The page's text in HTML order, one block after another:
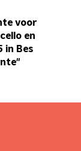
voor
en
in Bes